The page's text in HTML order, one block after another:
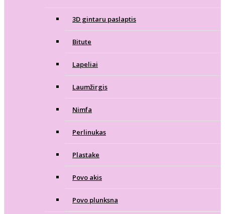
3D gintaru paslaptis
Bitute
Lapeliai
Laumžirgis
Nimfa
Perlinukas
Plastake
Povo akis
Povo plunksna